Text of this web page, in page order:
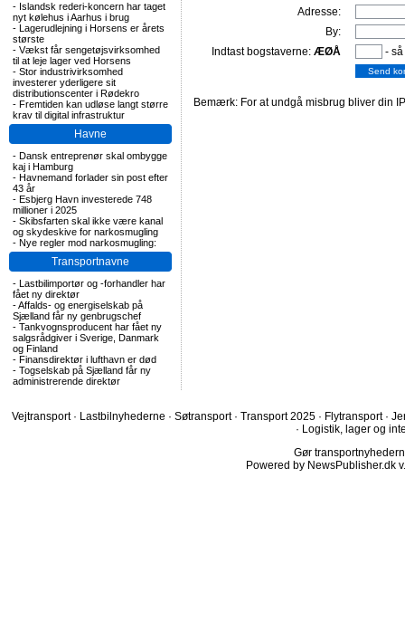
- Islandsk rederi-koncern har taget
nyt kølehus i Aarhus i brug
- Lagerudlejning i Horsens er årets
største
- Vækst får sengetøjsvirksomhed
til at leje lager ved Horsens
- Stor industrivirksomhed
investerer yderligere sit
distributionscenter i Rødekro
- Fremtiden kan udløse langt større
krav til digital infrastruktur
Havne
- Dansk entreprenør skal ombygge
kaj i Hamburg
- Havnemand forlader sin post efter
43 år
- Esbjerg Havn investerede 748
millioner i 2025
- Skibsfarten skal ikke være kanal
og skydeskive for narkosmugling
- Nye regler mod narkosmugling:
Transportnavne
- Lastbilimportør og -forhandler har
fået ny direktør
-Affalds- og energiselskab på
Sjælland får ny genbrugschef
- Tankvognsproducent har fået ny
salgsrådgiver i Sverige, Danmark
og Finland
- Finansdirektør i lufthavn er død
- Togselskab på Sjælland får ny
administrerende direktør
Adresse:
By:
Indtast bogstaverne: ÆØÅ -
Bemærk: For at undgå misbrug bliver din
Vejtransport · Lastbilnyhederne · Søtransport · Transport 2025 · Flytransport ·
· Logistik, lager og
Gør
Powered by NewsPublisher.dk